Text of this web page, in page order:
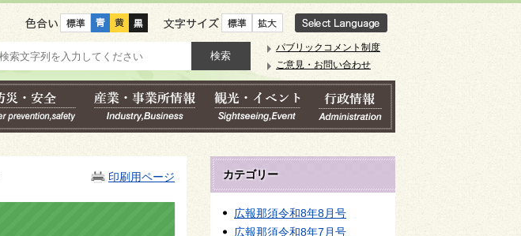
色合い 文字サイズ
パブリックコメント制度
ご意見・お問い合わせ
印刷用ページ カテゴリー
広報那須令和8年8月号
広報那須令和8年7月号